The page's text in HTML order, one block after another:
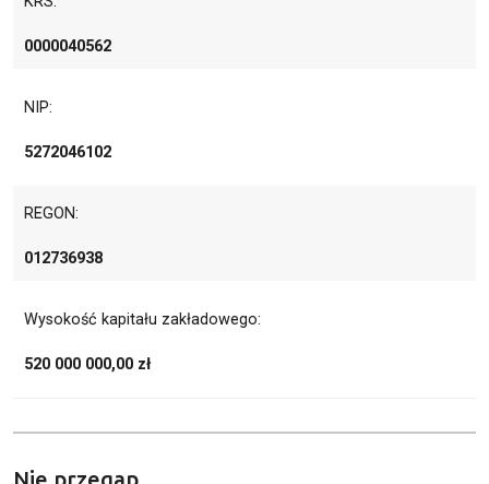
0000040562
NIP:
5272046102
REGON:
012736938
Wysokość kapitału zakładowego:
520 000 000,00 zł